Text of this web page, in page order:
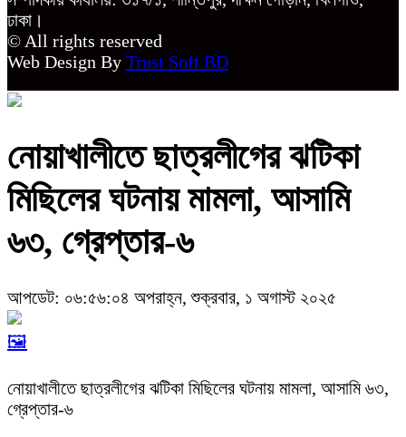
ঢাকা।
© All rights reserved
Web Design By Trust Soft BD
নোয়াখালীতে ছাত্রলীগের ঝটিকা
মিছিলের ঘটনায় মামলা, আসামি
৬৩, গ্রেপ্তার-৬
আপডেট: ০৬:৫৬:০৪ অপরাহ্ন, শুক্রবার, ১ অগাস্ট ২০২৫
🖼️
নোয়াখালীতে ছাত্রলীগের ঝটিকা মিছিলের ঘটনায় মামলা, আসামি ৬৩,
গ্রেপ্তার-৬